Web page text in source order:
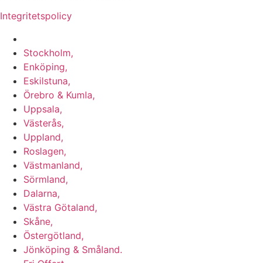
Integritetspolicy
Stockholm,
Enköping,
Eskilstuna,
Örebro & Kumla,
Uppsala,
Västerås,
Uppland,
Roslagen,
Västmanland,
Sörmland,
Dalarna,
Västra Götaland,
Skåne,
Östergötland,
Jönköping & Småland.